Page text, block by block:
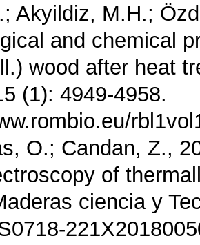
Akyildiz, M.H.;
and chemical
wood after heat
(1): 4949-4958.
O.; Candan, Z.,
of
ciencia y